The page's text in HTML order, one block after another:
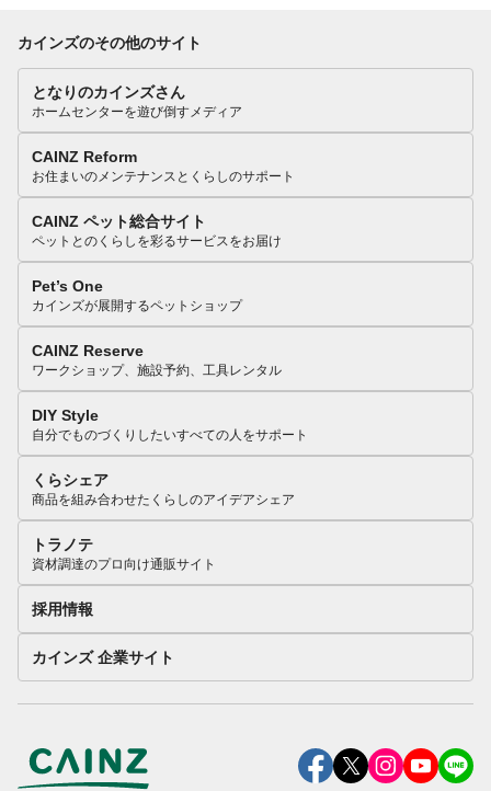
カインズのその他のサイト
となりのカインズさん
ホームセンターを遊び倒すメディア
CAINZ Reform
お住まいのメンテナンスとくらしのサポート
CAINZ ペット総合サイト
ペットとのくらしを彩るサービスをお届け
Pet’s One
カインズが展開するペットショップ
CAINZ Reserve
ワークショップ、施設予約、工具レンタル
DIY Style
自分でものづくりしたいすべての人をサポート
くらシェア
商品を組み合わせたくらしのアイデアシェア
トラノテ
資材調達のプロ向け通販サイト
採用情報
カインズ 企業サイト